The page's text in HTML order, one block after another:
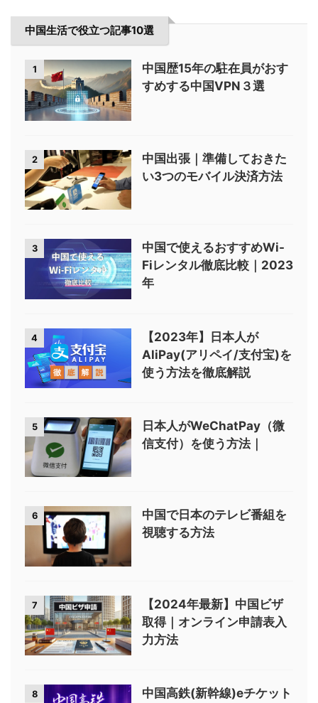
中国生活で役立つ記事10選
1
中国歴15年の駐在員がおす
すめする中国VPN３選
2
中国出張｜準備しておきた
い3つのモバイル決済方法
3
中国で使えるおすすめWi-
Fiレンタル徹底比較｜2023
年
4
【2023年】日本人が
AliPay(アリペイ/支付宝)を
使う方法を徹底解説
5
日本人がWeChatPay（微
信支付）を使う方法｜
6
中国で日本のテレビ番組を
視聴する方法
7
【2024年最新】中国ビザ
取得｜オンライン申請表入
力方法
8
中国高鉄(新幹線)eチケット